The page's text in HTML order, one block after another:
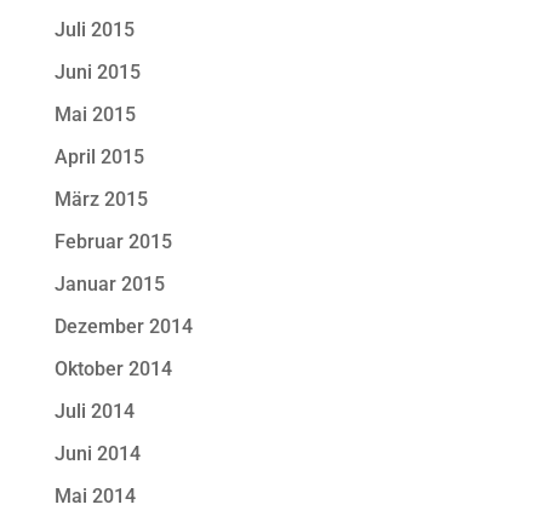
Juli 2015
Juni 2015
Mai 2015
April 2015
März 2015
Februar 2015
Januar 2015
Dezember 2014
Oktober 2014
Juli 2014
Juni 2014
Mai 2014